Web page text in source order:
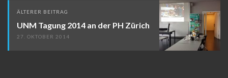
ÄLTERER BEITRAG
UNM Tagung 2014 an der PH Zürich
27. OKTOBER 2014